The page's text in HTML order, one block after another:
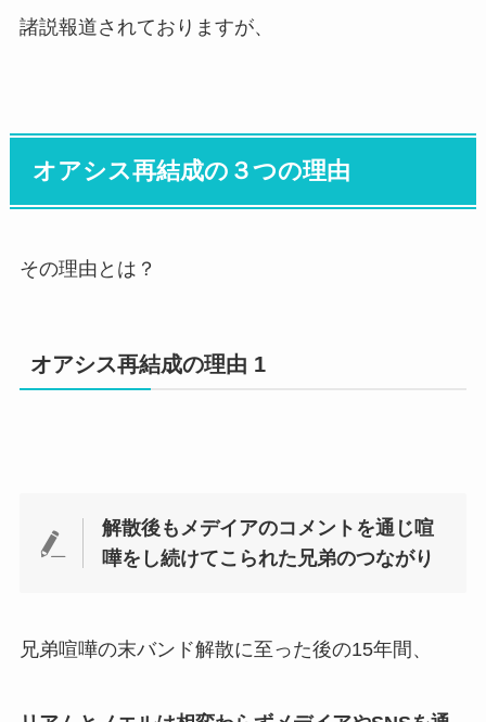
諸説報道されておりますが、
オアシス再結成の３つの理由
その理由とは？
オアシス再結成の理由 1
解散後もメデイアのコメントを通じ喧
嘩をし続けてこられた兄弟のつながり
兄弟喧嘩の末バンド解散に至った後の15年間、